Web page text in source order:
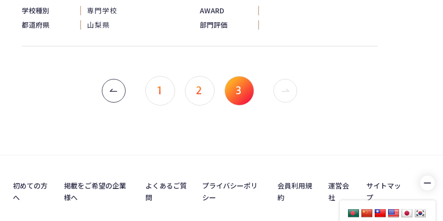
学校種別 専門学校
AWARD
都道府県
山梨県 部門評価
1 2 3
初めての方
へ
掲載をご希望の企業
様へ
よくあるご質
問
プライバシーポリ
シー
会員利用規
約
運営会
社
サイトマッ
プ